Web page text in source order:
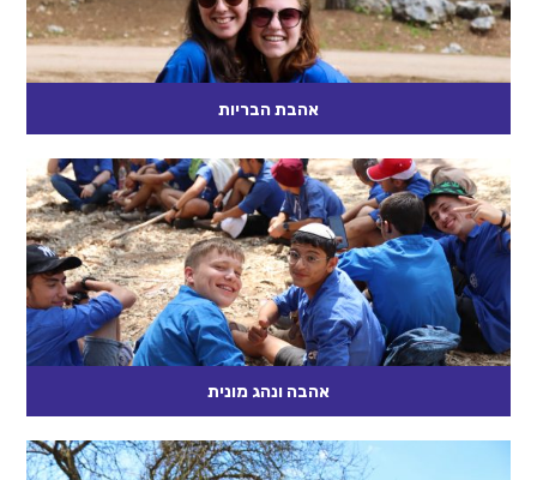
אהבת הבריות
אני מנסה להתבונן בבני האדם כמו שאני מתבונן בשקיעת חמה
נהדרת, ואני מגלה שאנשים יכולים להיות נפלאים לא פחות משקיעת
חמה...
קרא עוד
אהבה ונהג מונית
יום אחד הייתי בניו יורק ונסעתי עם ידיד במונית. כאשר יצאנו, ידידי
אמר לנהג המונית: "תודה על הנסיעה. נהגת מצוין." נהג...